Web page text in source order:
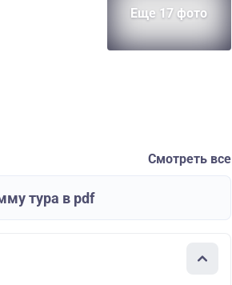
Еще 17 фото
Смотреть все
тура в pdf